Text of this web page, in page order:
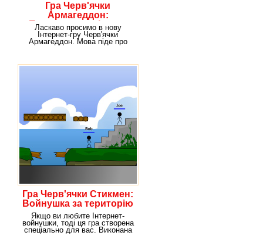
Гра Черв'ячки
Армагеддон:
Покрокова стрілялка
Вормс
Ласкаво просимо в нову
Інтернет-гру Черв'ячки
Армагеддон. Мова піде про
Гра Черв'ячки Стикмен:
Войнушка за територію
Якщо ви любите Інтернет-
войнушки, тоді ця гра створена
спеціально для вас. Виконана